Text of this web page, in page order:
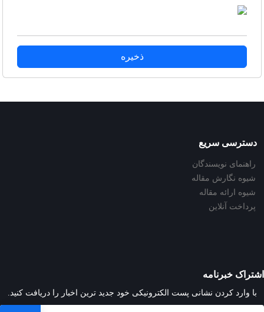
ذخیره
دسترسی سریع
راهنمای نویسندگان
شیوه نگارش مقاله
شیوه ارائه مقاله
پرداخت آنلاین
اشتراک خبرنامه
با وارد کردن نشانی پست الکترونیکی خود جدید ترین اخبار را دریافت کنید.